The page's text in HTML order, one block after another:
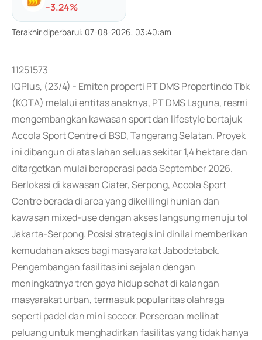
--3.24%
Terakhir diperbarui: 07-08-2026, 03:40:am
11251573
IQPlus, (23/4) - Emiten properti PT DMS Propertindo Tbk
(KOTA) melalui entitas anaknya, PT DMS Laguna, resmi
mengembangkan kawasan sport dan lifestyle bertajuk
Accola Sport Centre di BSD, Tangerang Selatan. Proyek
ini dibangun di atas lahan seluas sekitar 1,4 hektare dan
ditargetkan mulai beroperasi pada September 2026.
Berlokasi di kawasan Ciater, Serpong, Accola Sport
Centre berada di area yang dikelilingi hunian dan
kawasan mixed-use dengan akses langsung menuju tol
Jakarta-Serpong. Posisi strategis ini dinilai memberikan
kemudahan akses bagi masyarakat Jabodetabek.
Pengembangan fasilitas ini sejalan dengan
meningkatnya tren gaya hidup sehat di kalangan
masyarakat urban, termasuk popularitas olahraga
seperti padel dan mini soccer. Perseroan melihat
peluang untuk menghadirkan fasilitas yang tidak hanya